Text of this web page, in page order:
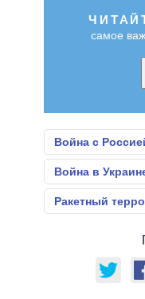
самое
Война с
Война в
Ракетный